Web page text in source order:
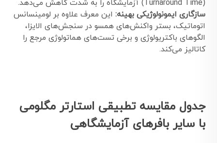
(Turnaround Time) آزمایشگاه را به شدت کاهش می‌دهد.
سازگاری ایمونولوژیکی بهینه: این معرف علاوه بر لومینسانس
اتوماتیک، بستر واکنش‌های همسو در سنجش‌های الایزا،
الگوهای باکتریولوژی و برخی تست‌های هماتولوژی مرجع را
کاتالیز می‌کند.
جدول مقایسه تطبیقی استارتر مگلومی
با سایر بافرهای آزمایشگاهی